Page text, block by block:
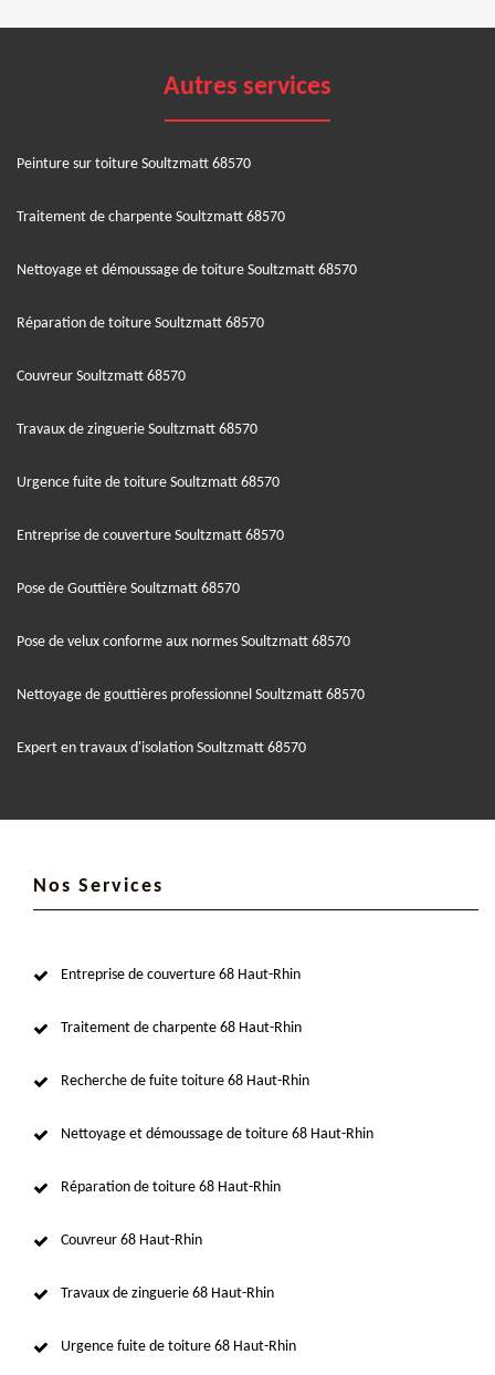
Autres services
Peinture sur toiture Soultzmatt 68570
Traitement de charpente Soultzmatt 68570
Nettoyage et démoussage de toiture Soultzmatt 68570
Réparation de toiture Soultzmatt 68570
Couvreur Soultzmatt 68570
Travaux de zinguerie Soultzmatt 68570
Urgence fuite de toiture Soultzmatt 68570
Entreprise de couverture Soultzmatt 68570
Pose de Gouttière Soultzmatt 68570
Pose de velux conforme aux normes Soultzmatt 68570
Nettoyage de gouttières professionnel Soultzmatt 68570
Expert en travaux d'isolation Soultzmatt 68570
Nos Services
Entreprise de couverture 68 Haut-Rhin
Traitement de charpente 68 Haut-Rhin
Recherche de fuite toiture 68 Haut-Rhin
Nettoyage et démoussage de toiture 68 Haut-Rhin
Réparation de toiture 68 Haut-Rhin
Couvreur 68 Haut-Rhin
Travaux de zinguerie 68 Haut-Rhin
Urgence fuite de toiture 68 Haut-Rhin